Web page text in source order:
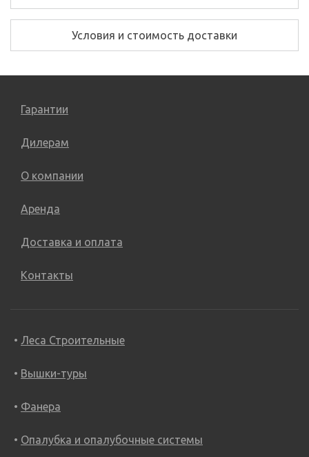
Условия и стоимость доставки
Гарантии
Дилерам
О компании
Аренда
Доставка и оплата
Контакты
Леса Строительные
Вышки-туры
Фанера
Опалубка и опалубочные системы